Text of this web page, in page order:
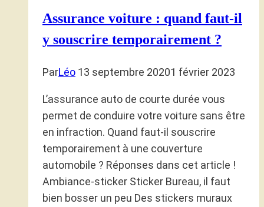
Assurance voiture : quand faut-il
y souscrire temporairement ?
ParLéo 13 septembre 20201 février 2023
L’assurance auto de courte durée vous
permet de conduire votre voiture sans être
en infraction. Quand faut-il souscrire
temporairement à une couverture
automobile ? Réponses dans cet article !
Ambiance-sticker Sticker Bureau, il faut
bien bosser un peu Des stickers muraux